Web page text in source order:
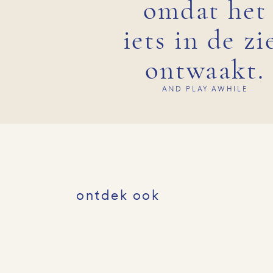
omdat het
iets in de
ontwaakt.
AND PLAY AWHILE
ontdek ook